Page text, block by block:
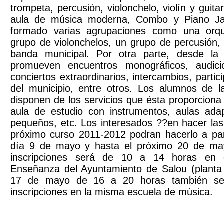
trompeta, percusión, violonchelo, violín y
aula de música moderna, Combo y Piano
formado varias agrupaciones como una
grupo de violonchelos, un grupo de
banda municipal. Por otra parte, desde la
promueven encuentros monográficos,
conciertos extraordinarios, intercambios,
del municipio, entre otros. Los alumnos de
disponen de los servicios que ésta
aula de estudio con instrumentos, aulas
pequeños, etc. Los interesados ??en hacer
próximo curso 2011-2012 podran hacerlo a
día 9 de mayo y hasta el próximo 20 de
inscripciones será de 10 a 14 horas en
Enseñanza del Ayuntamiento de Salou
17 de mayo de 16 a 20 horas también
inscripciones en la misma escuela de música.